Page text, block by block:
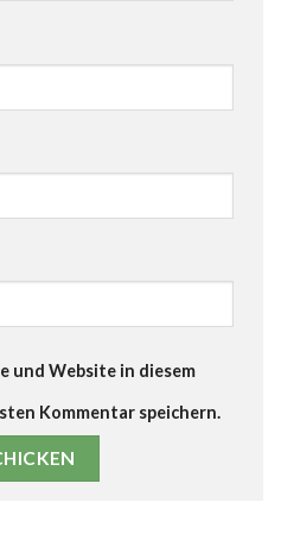
und Website in diesem
Kommentar speichern.